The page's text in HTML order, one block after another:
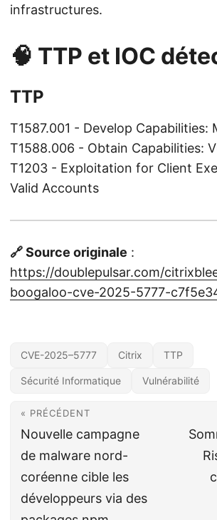
infrastructures.
🧠 TTP et IOC
TTP
T1587.001 - Develop Capabilities:
T1588.006 - Obtain Capabilities:
T1203 - Exploitation for Client
Valid Accounts
🔗 Source originale :
https://doublepulsar.com/
boogaloo-cve-2025-5777-
CVE-2025–5777 Citrix TTP
Sécurité Informatique Vulnérabilité
« PRÉCÉDENT
Nouvelle campagne
de malware nord-
coréenne cible les
développeurs via des